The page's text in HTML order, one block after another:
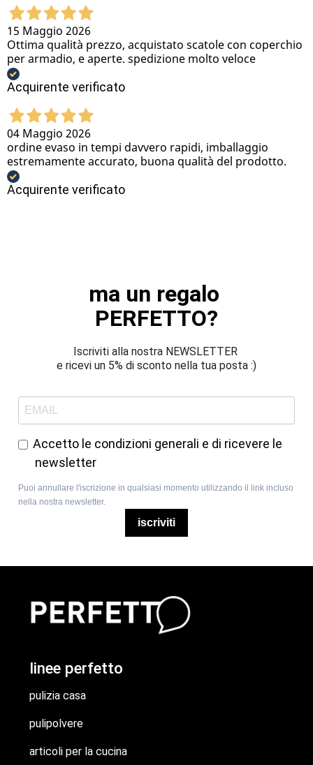
15 Maggio 2026
Ottima qualità prezzo, acquistato scatole con coperchio
per armadio, e aperte. spedizione molto veloce
Acquirente verificato
04 Maggio 2026
ordine evaso in tempi davvero rapidi, imballaggio
estremamente accurato, buona qualità del prodotto.
Acquirente verificato
ma un regalo
PERFETTO?
Iscriviti alla nostra NEWSLETTER
e ricevi un 5% di sconto nella tua posta :)
Accetto le condizioni generali e di ricevere le
newsletter
Puoi annullare l'iscrizione in qualsiasi momento utilizzando il link incluso
nella nostra newsletter.
iscriviti
linee perfetto
pulizia casa
pulipolvere
articoli per la cucina